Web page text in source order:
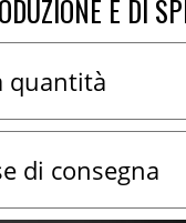
E DI